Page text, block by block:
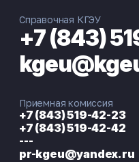
Справочная КГЭУ
+7 (843)
Приемная комиссия
+7 (843) 519-42-23
+7 (843) 519-42-42
---
pr-kgeu@yandex.ru